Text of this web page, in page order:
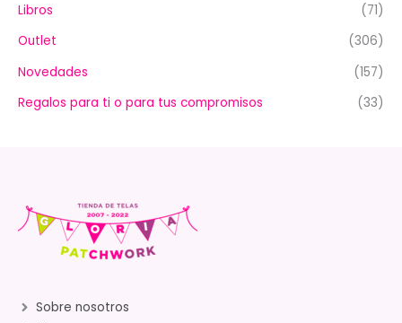
Libros
(71)
Outlet
(306)
Novedades
(157)
Regalos para ti o para tus compromisos
(33)
Sobre nosotros